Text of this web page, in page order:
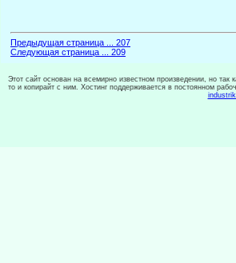
Предыдущая страница ... 207
Следующая страница ... 209
Этот сайт основан на всемирно известном произведении, но так
то и копирайт с ним. Хостинг поддерживается в постоянном